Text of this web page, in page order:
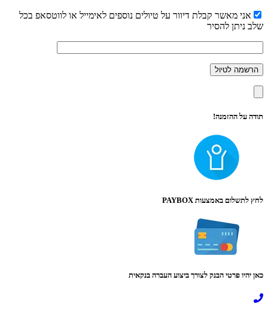
אני מאשר קבלת דיוור על טיולים נוספים לאימייל או לווטסאפ בכל
שלב ניתן להסיר
תודה על ההזמנה!
לחץ לתשלום באמצעות PAYBOX
כאן יהיו פרטי הבנק לצורך ביצוע העברה בנקאית